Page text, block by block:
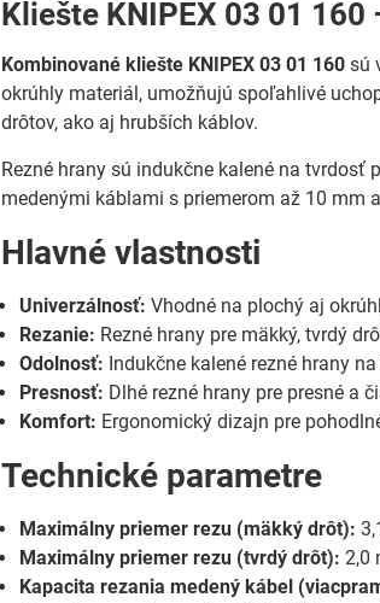
Kliešte KNIPEX 03 01
Kombinované kliešte KNIPEX 03 01 160 sú
okrúhly materiál, umožňujú spoľahlivé
drôtov, ako aj hrubších káblov.
Rezné hrany sú indukčne kalené na
medenými káblami s priemerom až 10 mm
Hlavné vlastnosti
Univerzálnosť: Vhodné na plochý aj
Rezanie: Rezné hrany pre mäkký, tvrdý
Odolnosť: Indukčne kalené rezné hrany
Presnosť: Dlhé rezné hrany pre presné a
Komfort: Ergonomický dizajn pre
Technické parametre
Maximálny priemer rezu (mäkký drôt):
Maximálny priemer rezu (tvrdý drôt): 2,0
Kapacita rezania medený kábel